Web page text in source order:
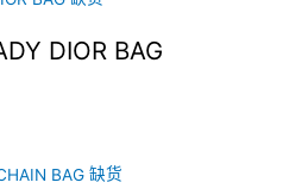
DIOR BAG
缺货